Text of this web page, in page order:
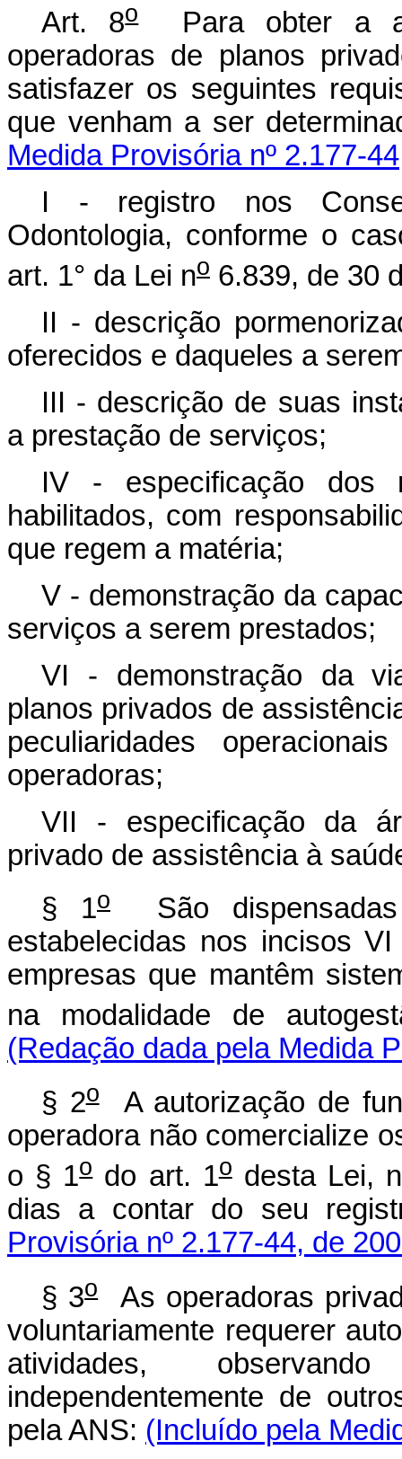
Art. 8oPara obter a
operadoras de planos
satisfazer os seguintes
que venham a ser
Medida Provisória nº 2.177-
I - registro nos
Odontologia, conforme o
art. 1° da Lei no 6.839, de 30
II - descrição
oferecidos e daqueles a
III - descrição de suas
a prestação de serviços;
IV - especificação dos
habilitados, com
que regem a matéria;
V - demonstração da
serviços a serem prestados;
VI - demonstração da
planos privados de
peculiaridades
operadoras;
VII - especificação da
privado de assistência à
§ 1o
São dispensadas
estabelecidas nos incisos
empresas que mantêm
na modalidade de
(Redação dada pela Medida
§ 2oA autorização de
operadora não comercialize
o § 1odo art. 1odesta Lei,
dias a contar do seu
Provisória nº 2.177-44, de
§ 3oAs operadoras
voluntariamente requerer
atividades,
independentemente de
pela ANS: (Incluído pela